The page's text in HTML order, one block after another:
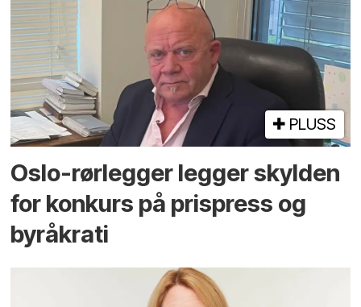
PLUSS
Oslo-rørlegger legger skylden
for konkurs på prispress og
byråkrati